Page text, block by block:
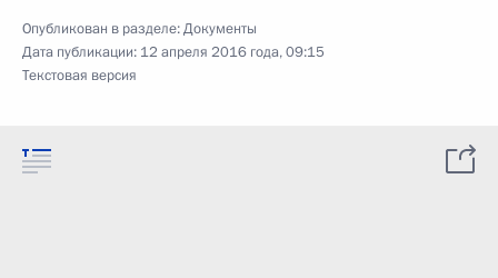
Опубликован в разделе:Документы
Дата публикации: 12 апреля 2016 года, 09:15
Текстовая версия